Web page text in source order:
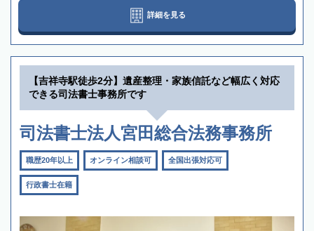
詳細を見る
【吉祥寺駅徒歩2分】遺産整理・家族信託など幅広く対応
できる司法書士事務所です
司法書士法人宮田総合法務事務所
職歴20年以上 オンライン相談可 全国出張対応可
行政書士在籍